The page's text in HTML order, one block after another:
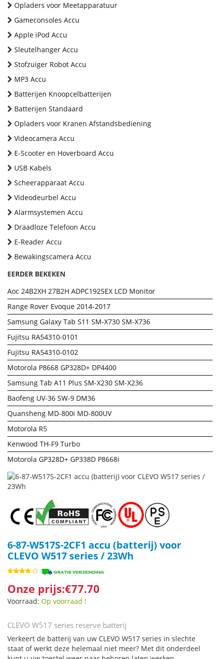
Opladers voor Meetapparatuur
Gameconsoles Accu
Apple iPod Accu
Sleutelhanger Accu
Stofzuiger Robot Accu
MP3 Accu
Batterijen Knoopcelbatterijen
Batterijen Standaard
Opladers voor Kranen Afstandsbediening
Videocamera Accu
E-Scooter en Hoverboard Accu
USB Kabels
Scheerapparaat Accu
Videodeurbel Accu
Alarmsystemen Accu
Draadloze Telefoon Accu
E-Reader Accu
Bewakingscamera Accu
EERDER BEKEKEN
Aoc 24B2XH 27B2H ADPC1925EX LCD Monitor
Range Rover Evoque 2014-2017
Samsung Galaxy Tab S11 SM-X730 SM-X736
Fujitsu RA54310-0101
Fujitsu RA54310-0102
Motorola P8668 GP328D+ DP4400
Samsung Tab A11 Plus SM-X230 SM-X236
Baofeng UV-36 SW-9 DM36
Quansheng MD-800i MD-800UV
Motorola R5
Kenwood TH-F9 Turbo
Motorola GP328D+ GP338D P8668i
6-87-W517S-2CF1 accu (batterij) voor
CLEVO W517 series / 23Wh
Onze prijs:€77.70
Voorraad: Op voorraad !
CLEVO W517 series reserve batterij
Verkeert de batterij van uw CLEVO W517 series in slechte
staat of werkt deze helemaal niet meer? Met dit onderdeel